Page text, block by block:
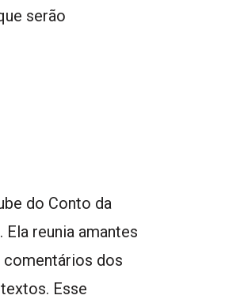
serão
do Conto da
reunia amantes
comentários dos
Esse